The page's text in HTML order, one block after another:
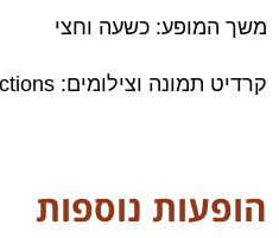
משך המופע: כשעה וחצי
קרדיט תמונה וצילומים: AY Productions
הופעות נוספות